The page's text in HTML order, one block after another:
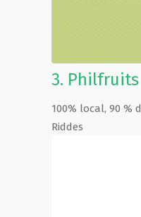
3. Philfruits
100% local, 90 %
Riddes